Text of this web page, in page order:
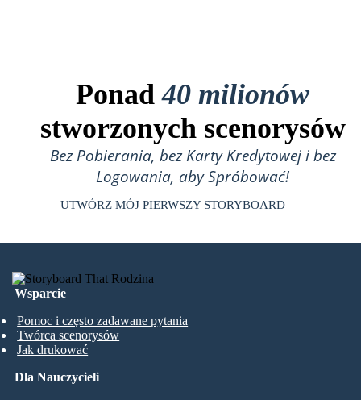
Ponad40 milionów
stworzonych scenorysów
Bez Pobierania, bez Karty Kredytowej i bez
Logowania, aby Spróbować!
UTWÓRZ MÓJ PIERWSZY STORYBOARD
Wsparcie
Pomoc i często zadawane pytania
Twórca scenorysów
Jak drukować
Dla Nauczycieli